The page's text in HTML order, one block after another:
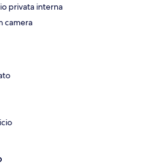
privata interna
camera